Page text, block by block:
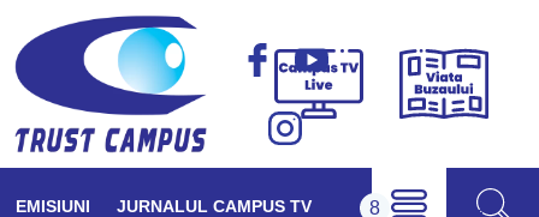
Campus
Viața
EMISIUNI JURNALUL CAMPUS TV